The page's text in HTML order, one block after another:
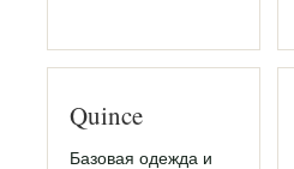
Quince
Базовая одежда и